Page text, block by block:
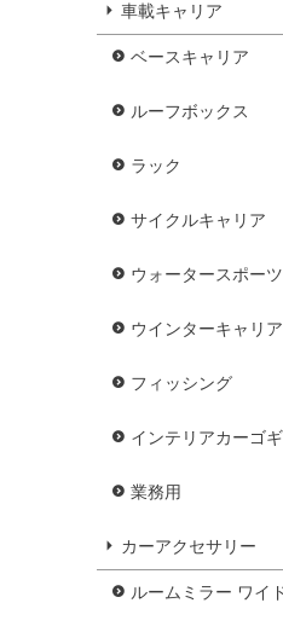
車載キャリア
ベースキャリア
ルーフボックス
ラック
サイクルキャリア
ウォータースポーツ
ウインターキャリア
フィッシング
インテリアカーゴ
業務用
カーアクセサリー
ルームミラー ワイ